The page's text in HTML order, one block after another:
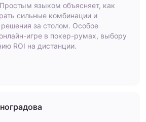
языком объясняет, как
сильные комбинации и
за столом. Особое
игре в покер-румах, выбору
ROI на дистанции.